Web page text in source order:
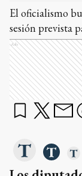
El oficialismo
sesión prevista
Ads